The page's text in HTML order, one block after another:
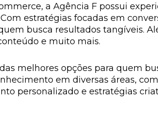
a Agência F possui
estratégias focadas em
busca resultados tangíveis.
e muito mais.
melhores opções para quem
em diversas áreas,
personalizado e estratégias